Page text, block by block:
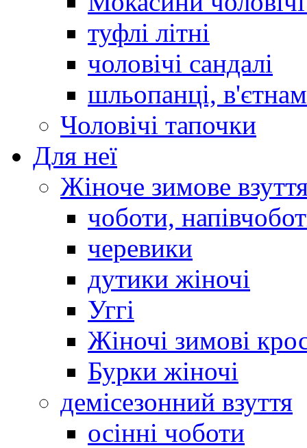
туфлі літні
чоловічі сандалі
шльопанці,
Чоловічі тапочки
Для неї
Жіноче зимове
чоботи,
черевики
дутики жіночі
Уггі
Жіночі зимові
Бурки жіночі
демісезонний взуття
осінні чоботи